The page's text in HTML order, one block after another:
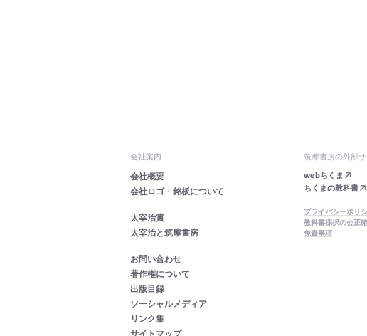
会社案内
会社概要
会社ロゴ・銘板について
太宰治賞
太宰治と筑摩書房
お問い合わせ
著作権について
出版目録
ソーシャルメディア
リンク集
筑摩書房の外部
webちくま
ちくまの教科書
プライバシーポリ
教科書採択の公正
免責事項